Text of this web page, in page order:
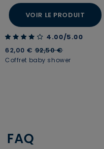
VOIR LE PRODUIT
4.00 out of 5 Customer Rating
4.00/5.00
62,00 €Price reduced from
92,50 €to
Coffret baby shower
FAQ